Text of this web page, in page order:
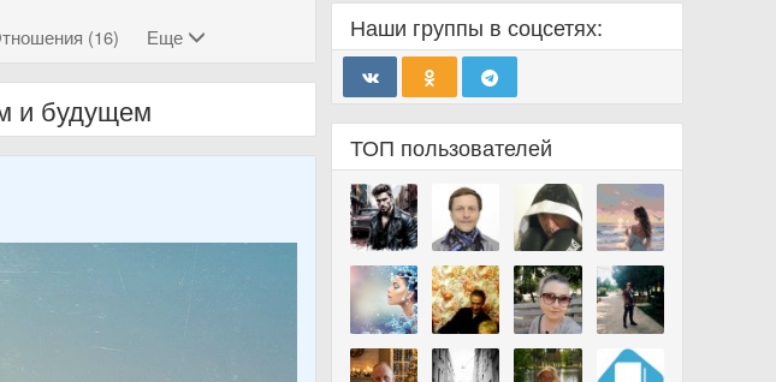
(16) Еще
и будущем
Наши группы в соцсетях:
ТОП пользователей